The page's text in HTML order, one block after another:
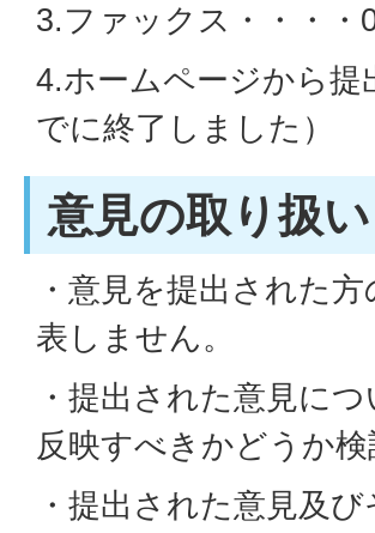
3.ファックス・・・・
4.ホームページから提
でに終了しました）
意見の取り扱い
・意見を提出された
表しません。
・提出された意見に
反映すべきかどうか検
・提出された意見及